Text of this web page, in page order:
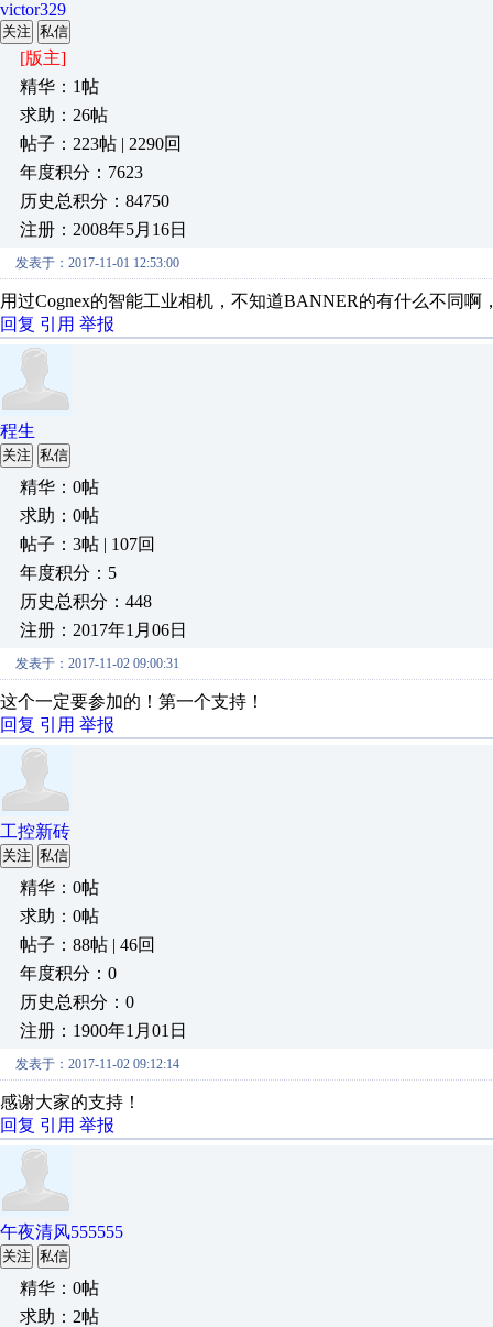
victor329
关注 私信
[版主]
精华：1帖
求助：26帖
帖子：223帖 | 2290回
年度积分：7623
历史总积分：84750
注册：2008年5月16日
发表于：2017-11-01 12:53:00
用过Cognex的智能工业相机，不知道BANNER的有什么不同啊
回复 引用 举报
程生
关注 私信
精华：0帖
求助：0帖
帖子：3帖 | 107回
年度积分：5
历史总积分：448
注册：2017年1月06日
发表于：2017-11-02 09:00:31
这个一定要参加的！第一个支持！
回复 引用 举报
工控新砖
关注 私信
精华：0帖
求助：0帖
帖子：88帖 | 46回
年度积分：0
历史总积分：0
注册：1900年1月01日
发表于：2017-11-02 09:12:14
感谢大家的支持！
回复 引用 举报
午夜清风555555
关注 私信
精华：0帖
求助：2帖